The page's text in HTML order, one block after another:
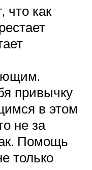
что как
привычку
в этом
не за
Помощь
только